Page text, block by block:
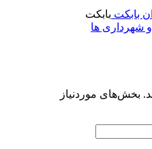
بابکت
شهرداری ها
بخش‌های موردنیاز